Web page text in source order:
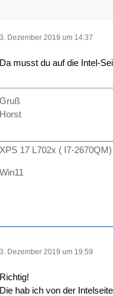
3. Dezember 2019 um 14:37
Da musst du auf die Intel-
Gruß
Horst
XPS 17 L702x ( I7-
Win11
3. Dezember 2019 um 19:59
Richtig!
Die hab ich von der